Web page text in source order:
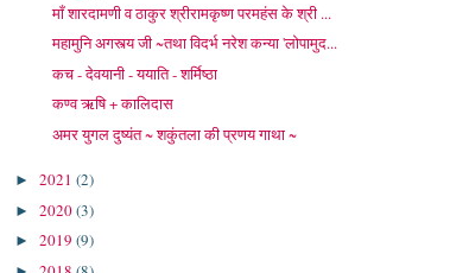
माँ शारदामणी व ठाकुर श्रीरामकृष्ण परमहंस के श्री ...
महामुनि अगस्त्य जी ~तथा विदर्भ नरेश कन्या 'लोपामुद...
कच - देवयानी - ययाति - शर्मिष्ठा
कण्व ऋषि + कालिदास
अमर युगल दुष्यंत ~ शकुंतला की प्रणय गाथा ~
► 2021 (2)
► 2020(3)
► 2019 (9)